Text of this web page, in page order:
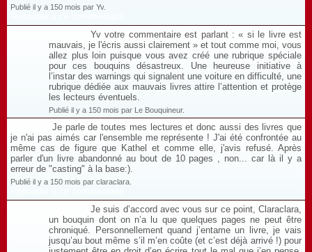
Publié il y a 150 mois par Yv.
Yv votre commentaire est parlant : « si le livre est
mauvais, je l'écris aussi clairement » et tout comme moi, vous
allez plus loin puisque vous avez créé une rubrique spéciale
pour ces bouquins désastreux. Une heureuse initiative à
l’instar des warnings qui signalent une voiture en difficulté, une
rubrique dédiée aux mauvais livres attire l’attention et protège
les lecteurs éventuels.
Publié il y a 150 mois par Le Bouquineur.
Je parle de toutes mes lectures et donc aussi des livres que
je n'ai pas aimés car l'ensemble me représente ! J'ai été confrontée au
même cas de figure que Kathel et comme elle, j'avis refusé. Après
parler d'un livre abandonné au bout de 10 pages , non... car là il y a
erreur de "casting" à la base:).
Publié il y a 150 mois par claraclara.
Je suis d’accord avec vous sur ce point, Claraclara,
un bouquin dont on n’a lu que quelques pages ne peut être
chroniqué. Personnellement quand j’entame un livre, je vais
jusqu’au bout même s’il m’en coûte (et c’est déjà arrivé !) pour